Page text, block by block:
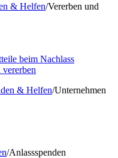
& Helfen/Vererben und
beim Nachlass
& Helfen/Unternehmen
/Anlassspenden